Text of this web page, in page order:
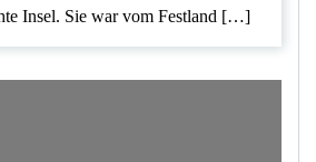
Insel. Sie war vom Festland […]